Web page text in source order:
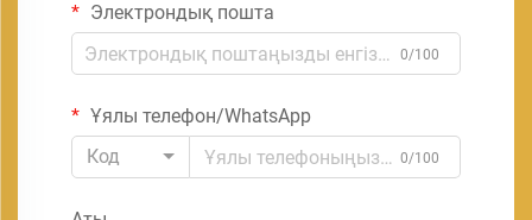
Электрондық пошта
0/100
Ұялы телефон/WhatsApp
Код
0/100